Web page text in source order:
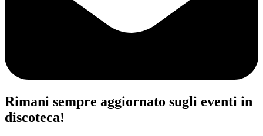
Rimani sempre aggiornato sugli eventi in
discoteca!